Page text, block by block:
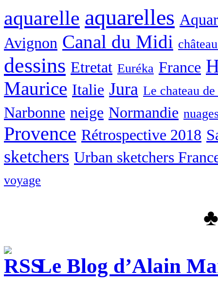
aquarelle aquarelles
Avignon Canal du Midi
dessins Etretat Euréka France
Maurice Italie Jura Le chateau
Narbonne neige Normandie
Provence Rétrospective 2018
sketchers Urban sketchers
voyage
Le Blog d’Alain